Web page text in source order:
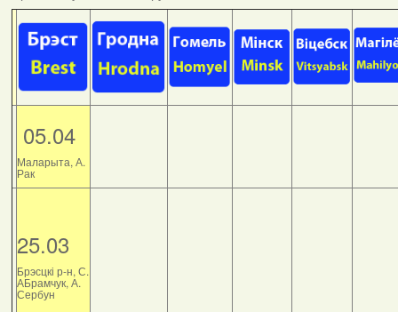
05.04
Маларыта, А.
Рак
25.03
Брэсцкі р-н, С.
АБрамчук, А.
Сербун